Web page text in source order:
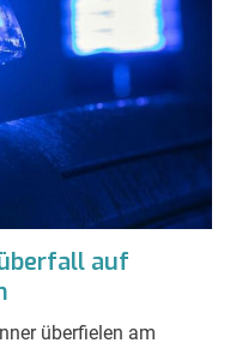
auf
überfielen am